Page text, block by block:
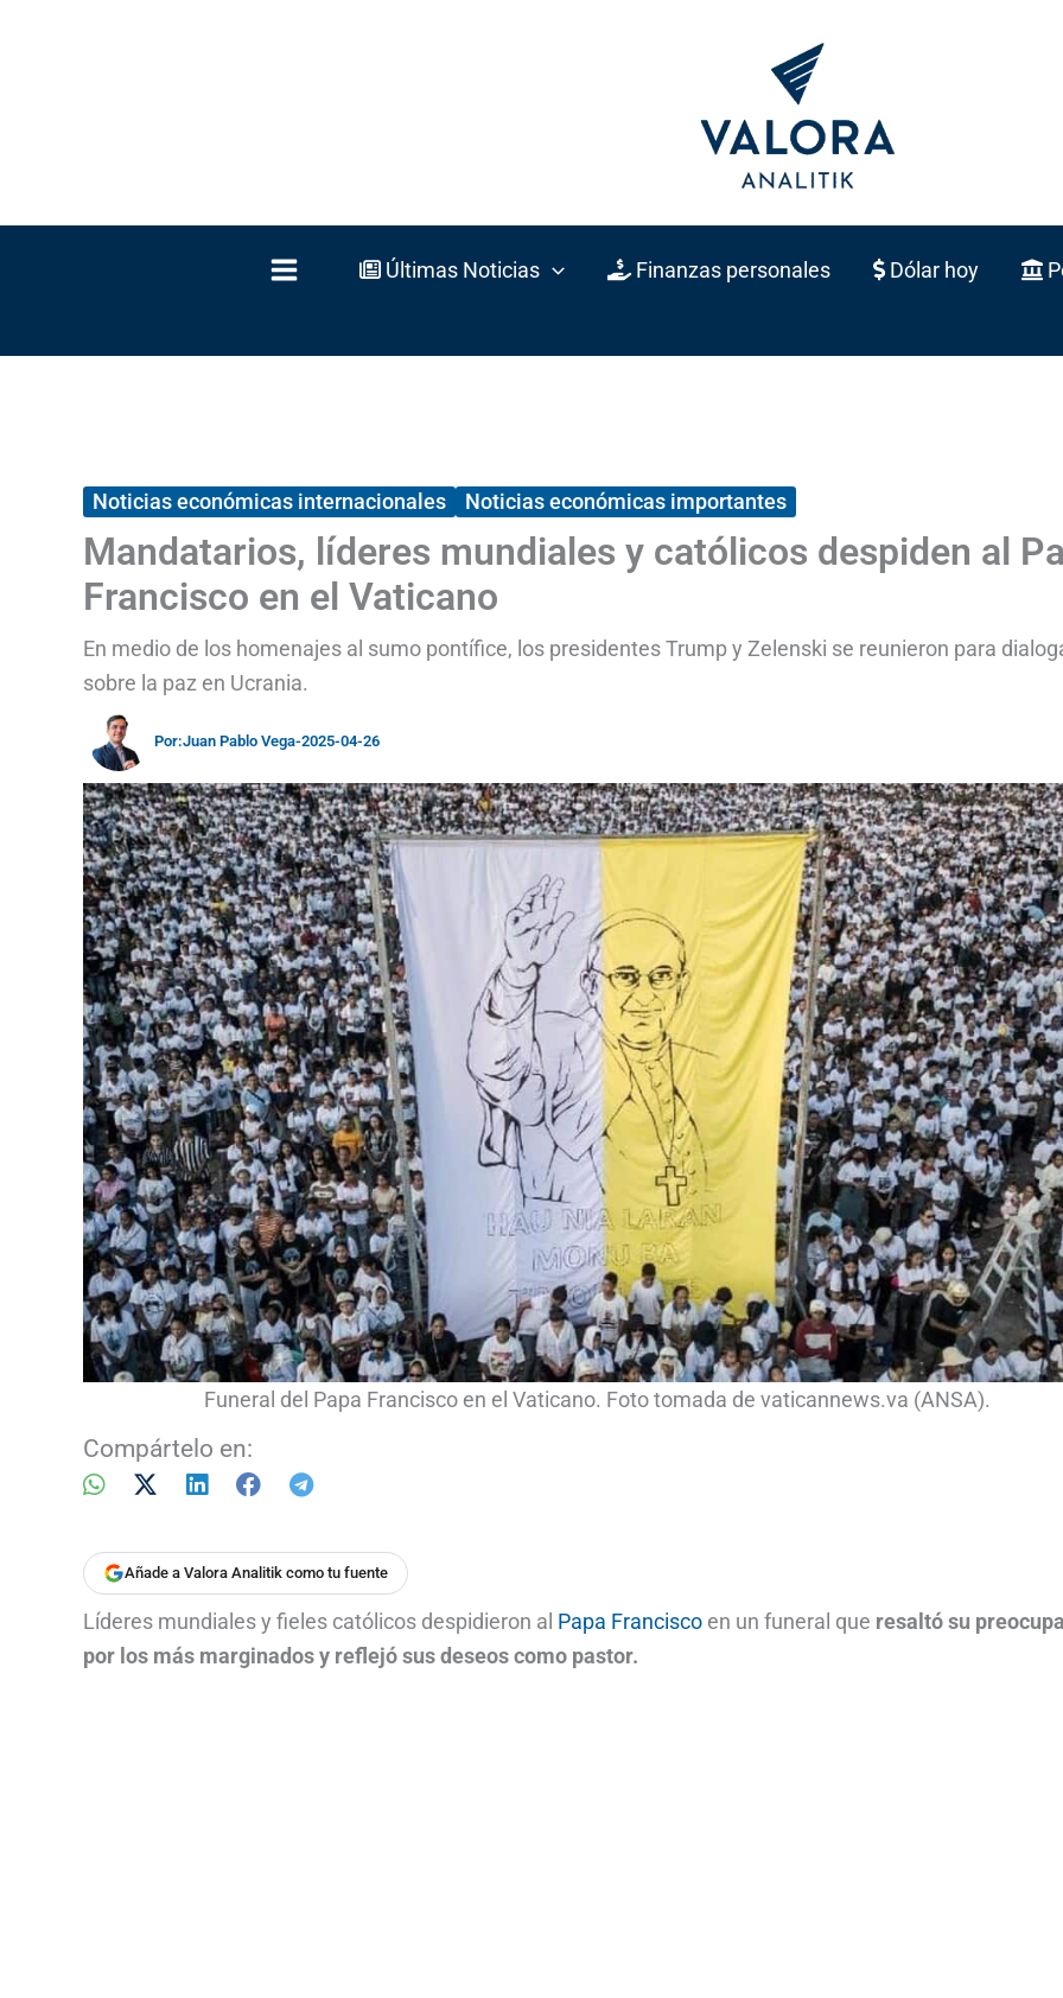
Últimas Noticias Finanzas personales Dólar hoy
Noticias económicas internacionales Noticias económicas importantes
Mandatarios, líderes mundiales y católicos despiden al
Francisco en el Vaticano
En medio de los homenajes al sumo pontífice, los presidentes Trump y Zelenski se reunieron para
sobre la paz en Ucrania.
Por:Juan Pablo Vega-2025-04-26
Funeral del Papa Francisco en el Vaticano. Foto tomada de vaticannews.va (ANSA).
Compártelo en:
Añade a Valora Analitik como tu fuente
Líderes mundiales y fieles católicos despidieron al Papa Francisco en un funeral que resaltó su
por los más marginados y reflejó sus deseos como pastor.